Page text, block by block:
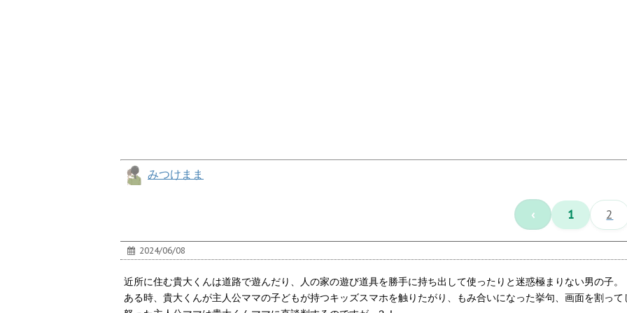
みつけまま
‹ 1 2
2024/06/08
近所に住む貴大くんは道路で遊んだり、人の家の遊び道具を勝手に持ち出して使ったりと迷惑極まりない男の子。
ある時、貴大くんが主人公ママの子どもが持つキッズスマホを触りたがり、もみ合いになった挙句、画面を割って